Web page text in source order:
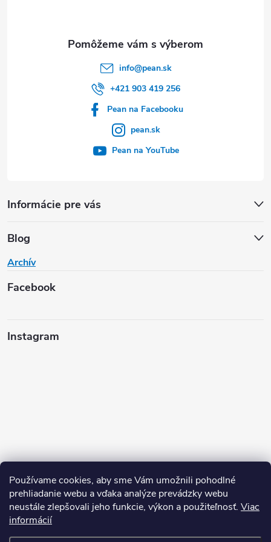
Používame cookies, aby sme Vám umožnili pohodlné
prehliadanie webu a vďaka analýze prevádzky webu
neustále zlepšovali jeho funkcie, výkon a použiteľnosť. Viac
informácií
Informácie pre vás
Blog
Archív
Facebook
info@pean.sk
+421 903 419 256
Pean na Facebooku
pean.sk
Pean na YouTube
Instagram
Sledovať na Instagrame